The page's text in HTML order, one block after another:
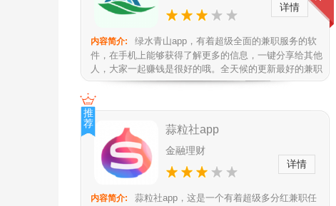
详情
内容简介:
绿水青山app，有着超级全面的兼职服务的软
件，在手机上能够获得了解更多的信息，一键分享给其他
人，大家一起赚钱是很好的哦。全天候的更新最好的兼职
任务，遇到想要的可以及时领取...
蒜粒社app
金融理财
详情
内容简介:
蒜粒社app，这是一个有着超级多分红兼职任
推
荐